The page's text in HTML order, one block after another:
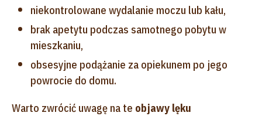
niekontrolowane wydalanie moczu lub kału,
brak apetytu podczas samotnego pobytu w
mieszkaniu,
obsesyjne podążanie za opiekunem po jego
powrocie do domu.
Warto zwrócić uwagę na te objawy lęku